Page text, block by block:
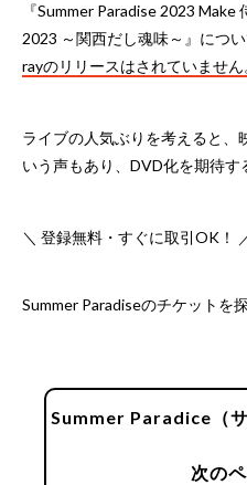
『Summer Paradise 2023
2023 ～関西だし魂味～』につい
rayのリリースはされていません
ライブの人気ぶりを考えると、
いう声もあり、DVD化を期待す
＼ 登録無料・すぐに取引OK！
Summer Paradiseのチケットを
Summer Paradice（
次の